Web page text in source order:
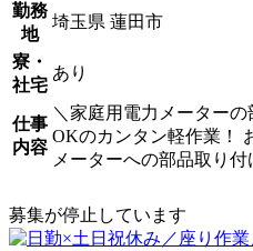
勤務
地
埼玉県 蓮田市
寮・
社宅
あり
仕事
内容
＼家庭用電力メーター
OKのカンタン軽作業！
メーターへの部品取り付
募集が停止しています